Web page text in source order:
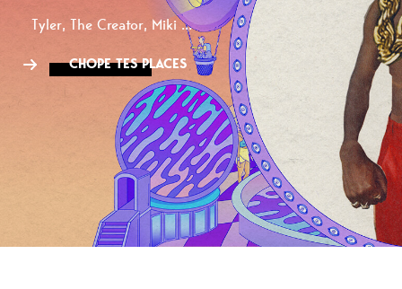
Tyler, The Creator, Miki ...
CHOPE TES PLACES